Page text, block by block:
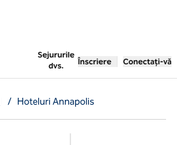
Sejururile
dvs.
, deschide o filă nouă
Înscriere Conectați-vă
/ Hoteluri Annapolis